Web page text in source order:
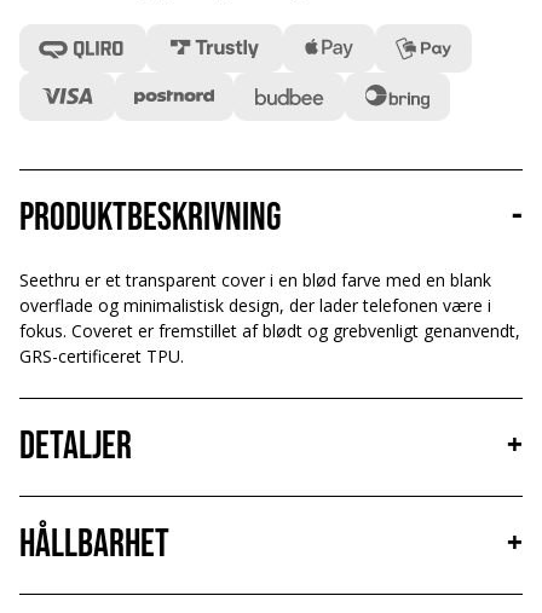
Produktbeskrivning -
Seethru er et transparent cover i en blød farve med en blank
overflade og minimalistisk design, der lader telefonen være i
fokus. Coveret er fremstillet af blødt og grebvenligt genanvendt,
GRS-certificeret TPU.
Detaljer +
Hållbarhet
+